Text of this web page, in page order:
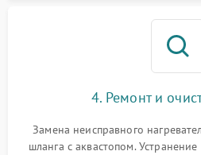
4. Ремонт и
Замена неисправного
шланга с аквастопом.